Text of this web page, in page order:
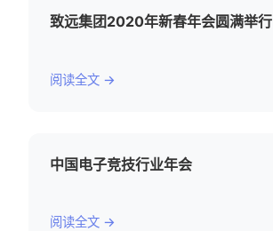
致远集团2020年新春年会圆满举行
阅读全文 →
中国电子竞技行业年会
阅读全文 →